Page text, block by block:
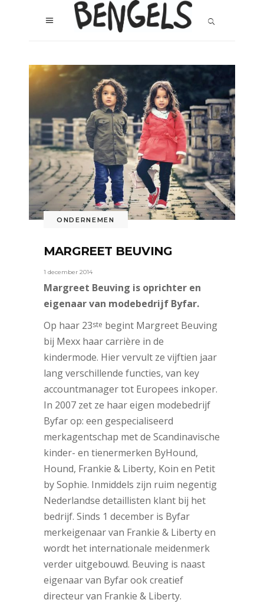
ONDERNEMEN
MARGREET BEUVING
1 december 2014
Margreet Beuving is oprichter en
eigenaar van modebedrijf Byfar.
Op haar 23ste begint Margreet Beuving
bij Mexx haar carrière in de
kindermode. Hier vervult ze vijftien jaar
lang verschillende functies, van key
accountmanager tot Europees inkoper.
In 2007 zet ze haar eigen modebedrijf
Byfar op: een gespecialiseerd
merkagentschap met de Scandinavische
kinder- en tienermerken ByHound,
Hound, Frankie & Liberty, Koin en Petit
by Sophie. Inmiddels zijn ruim negentig
Nederlandse detaillisten klant bij het
bedrijf. Sinds 1 december is Byfar
merkeigenaar van Frankie & Liberty en
wordt het internationale meidenmerk
verder uitgebouwd. Beuving is naast
eigenaar van Byfar ook creatief
directeur van Frankie & Liberty.